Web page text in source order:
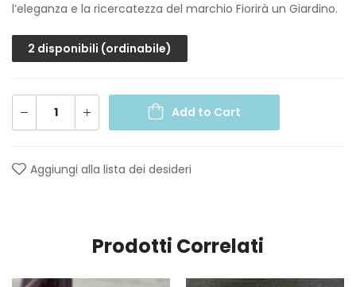
l’eleganza e la ricercatezza del marchio Fiorirà un Giardino.
2 disponibili (ordinabile)
Add to Cart
Aggiungi alla lista dei desideri
Prodotti Correlati